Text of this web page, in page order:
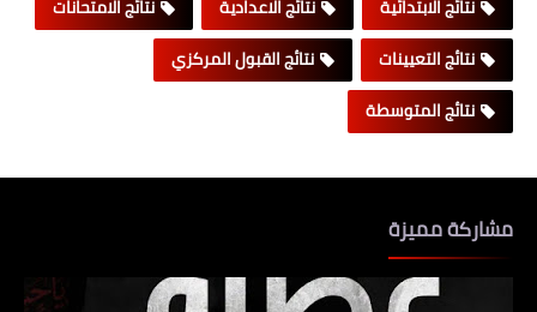
نتائج الابتدائية
نتائج الاعدادية
نتائج الامتحانات
نتائج التعيينات
نتائج القبول المركزي
نتائج المتوسطة
مشاركة مميزة